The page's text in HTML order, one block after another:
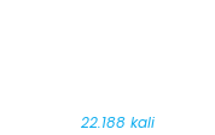
22.188 kali